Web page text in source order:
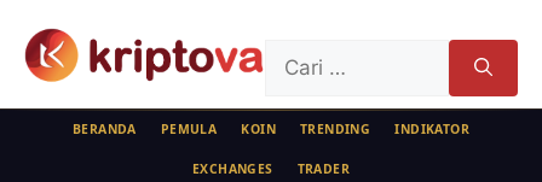
untuk:
BERANDA PEMULA KOIN TRENDING INDIKATOR
EXCHANGES TRADER